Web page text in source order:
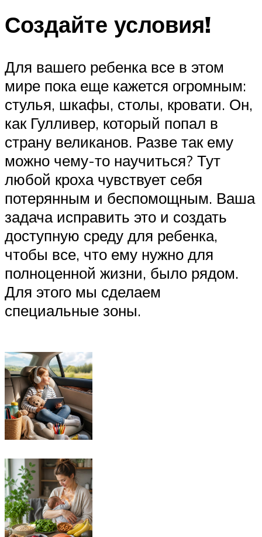
Создайте условия!
Для вашего ребенка все в этом
мире пока еще кажется огромным:
стулья, шкафы, столы, кровати. Он,
как Гулливер, который попал в
страну великанов. Разве так ему
можно чему-то научиться? Тут
любой кроха чувствует себя
потерянным и беспомощным. Ваша
задача исправить это и создать
доступную среду для ребенка,
чтобы все, что ему нужно для
полноценной жизни, было рядом.
Для этого мы сделаем
специальные зоны.